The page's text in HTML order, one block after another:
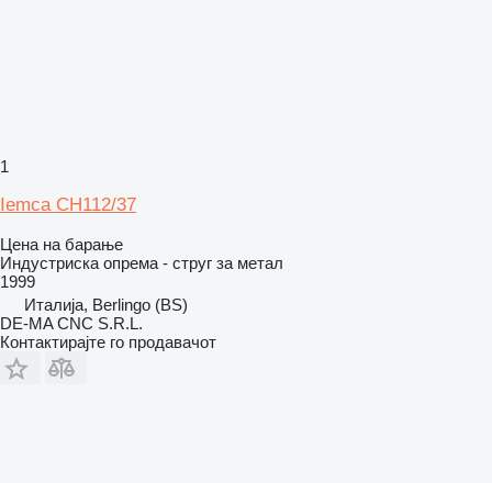
1
Iemca CH112/37
Цена на барање
Индустриска опрема - струг за метал
1999
Италија, Berlingo (BS)
DE-MA CNC S.R.L.
Контактирајте го продавачот